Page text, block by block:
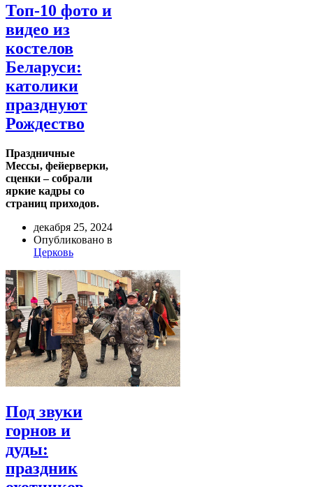
Топ-10 фото и
видео из
костелов
Беларуси:
католики
празднуют
Рождество
Праздничные
Мессы, фейерверки,
сценки – собрали
яркие кадры со
страниц приходов.
декабря 25, 2024
Опубликовано в
Церковь
Под звуки
горнов и
дуды:
праздник